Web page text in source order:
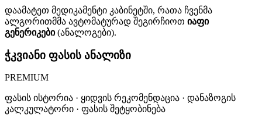
დაამატეთ მედიკამენტი კაბინეტში, რათა ჩვენმა
ალგორითმმა ავტომატურად შეგირჩიოთ იაფი
გენერიკები(ანალოგები).
ჭკვიანი ფასის ანალიზი
PREMIUM
ფასის ისტორია · ყიდვის რეკომენდაცია · დანაზოგის
კალკულატორი · ფასის შეტყობინება